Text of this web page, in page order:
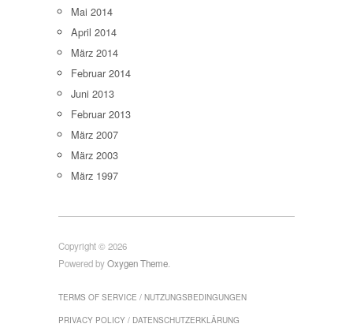
Mai 2014
April 2014
März 2014
Februar 2014
Juni 2013
Februar 2013
März 2007
März 2003
März 1997
Copyright © 2026
Powered byOxygen Theme
TERMS OF SERVICE / NUTZUNGSBEDINGUNGEN
PRIVACY POLICY / DATENSCHUTZERKLÄRUNG